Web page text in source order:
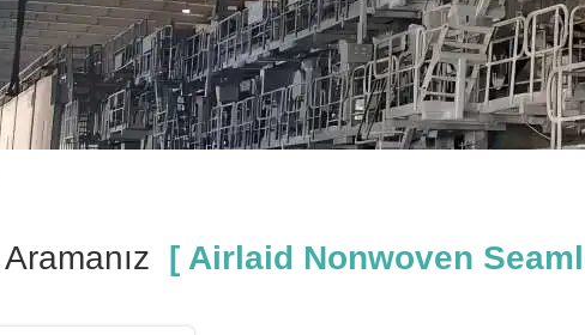
Aramanız [ Airlaid Nonwoven